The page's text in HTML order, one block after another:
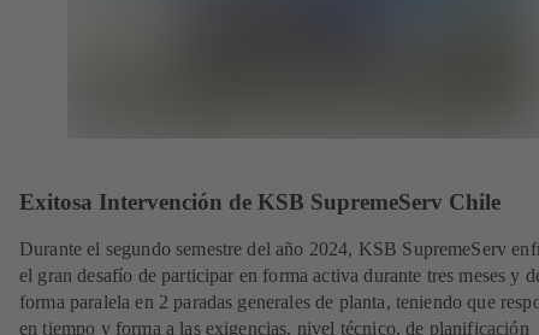
Exitosa Intervención de KSB SupremeServ Chile
Durante el segundo semestre del año 2024, KSB SupremeServ
el gran desafío de participar en forma activa durante tres meses y
forma paralela en 2 paradas generales de planta, teniendo que
en tiempo y forma a las exigencias, nivel técnico, de planificación